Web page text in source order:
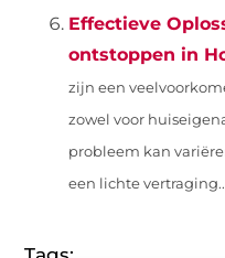
Effectieve
ontstoppen in
zijn een
zowel voor
probleem kan
een lichte